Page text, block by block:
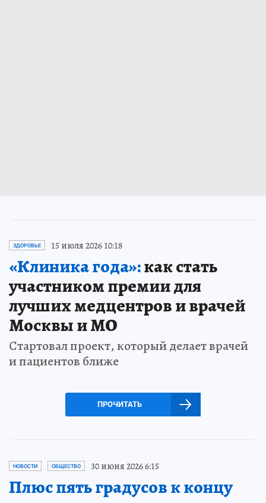
ЗДОРОВЬЕ 15 июля 2026 10:18
«Клиника года»:как стать
участником премии для
лучших медцентров и врачей
Москвы и МО
Стартовал проект, который делает врачей
и пациентов ближе
ПРОЧИТАТЬ
НОВОСТИ ОБЩЕСТВО 30 июня 2026 6:15
Плюс пять градусов к концу